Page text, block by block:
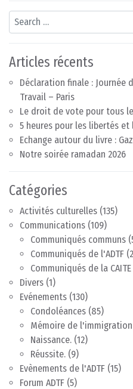
Search
Articles récents
Déclaration finale : Journée
Travail – Paris
Le droit de vote pour tous
5 heures pour les libertés
Echange autour du livre :
Notre soirée ramadan 2026
Catégories
Activités culturelles (135)
Communications (109)
Communiqués communs
Communiqués de l'ADTF
Communiqués de la CAITE
Divers (1)
Evénements (130)
Condoléances (85)
Mémoire de l'immigration
Naissance. (12)
Réussite. (9)
Evènements de l'ADTF (15)
Forum ADTF (5)